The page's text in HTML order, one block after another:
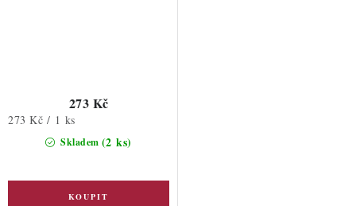
Skladem (2 ks)
273 Kč
Měrná
273 Kč / 1 ks